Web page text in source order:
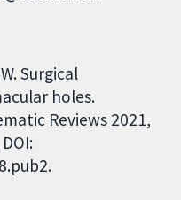
Surgical
holes.
Reviews 2021,